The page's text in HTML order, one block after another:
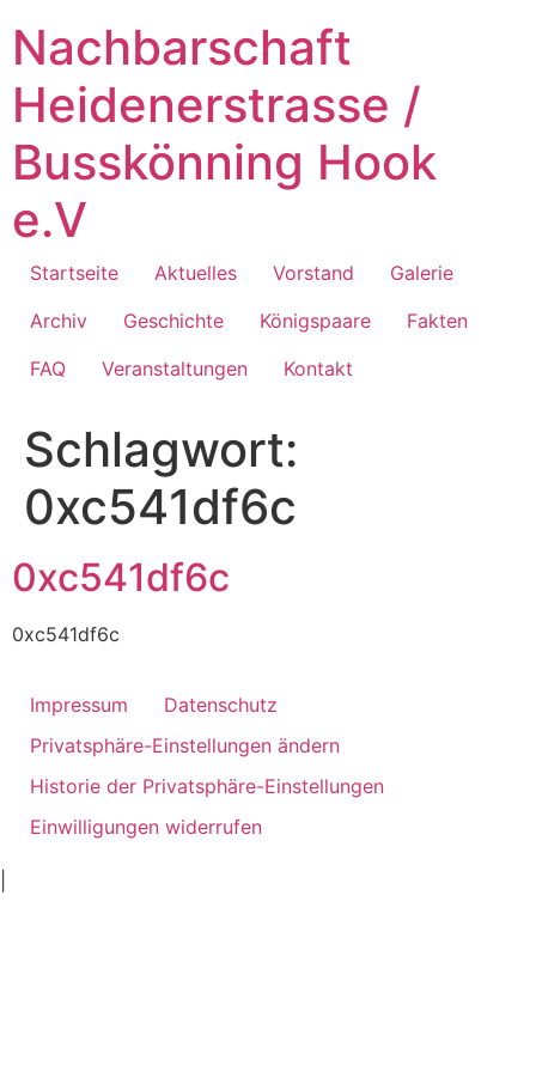
Inhalt
springen
Nachbarschaft
Heidenerstrasse /
Busskönning Hook
e.V
Startseite Aktuelles Vorstand
Galerie
Archiv
Geschichte Königspaare
Fakten
FAQ
Veranstaltungen Kontakt
Schlagwort:
0xc541df6c
0xc541df6c
0xc541df6c
Impressum
Datenschutz
Privatsphäre-Einstellungen ändern
Historie der Privatsphäre-Einstellungen
Einwilligungen widerrufen